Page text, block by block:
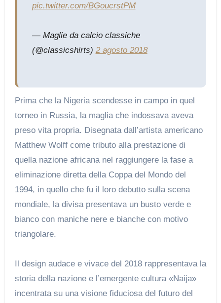
pic.twitter.com/BGoucrstPM
— Maglie da calcio classiche
(@classicshirts) 2 agosto 2018
Prima che la Nigeria scendesse in campo in quel
torneo in Russia, la maglia che indossava aveva
preso vita propria. Disegnata dall’artista americano
Matthew Wolff come tributo alla prestazione di
quella nazione africana nel raggiungere la fase a
eliminazione diretta della Coppa del Mondo del
1994, in quello che fu il loro debutto sulla scena
mondiale, la divisa presentava un busto verde e
bianco con maniche nere e bianche con motivo
triangolare.
Il design audace e vivace del 2018 rappresentava la
storia della nazione e l’emergente cultura «Naija»
incentrata su una visione fiduciosa del futuro del